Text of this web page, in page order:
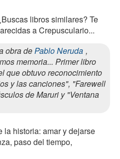
libros similares? Te
a Crepusculario...
obra de Pablo Neruda ,
memoria... Primer libro
que obtuvo reconocimiento
y las canciones", "Farewell
de Maruri y "Ventana
la historia: amar y dejarse
paso del tiempo,